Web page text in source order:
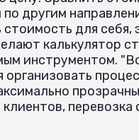
по другим
стоимость для себя,
калькулятор
инструментом.
организовать
перевозка